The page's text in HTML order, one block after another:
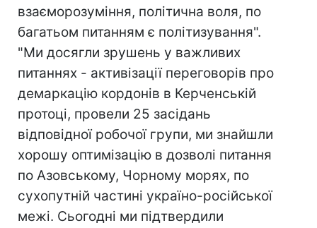
взаєморозуміння, політична воля, по
багатьом питанням є політизування".
"Ми досягли зрушень у важливих
питаннях - активізації переговорів про
демаркацію кордонів в Керченській
протоці, провели 25 засідань
відповідної робочої групи, ми знайшли
хорошу оптимізацію в дозволі питання
по Азовському, Чорному морях, по
сухопутній частині україно-російської
межі. Сьогодні ми підтвердили